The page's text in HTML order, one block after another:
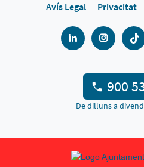
Avís Legal
Privacitat
900
De dilluns a